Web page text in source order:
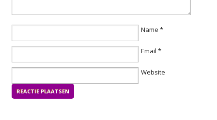
Name *
Email *
Website